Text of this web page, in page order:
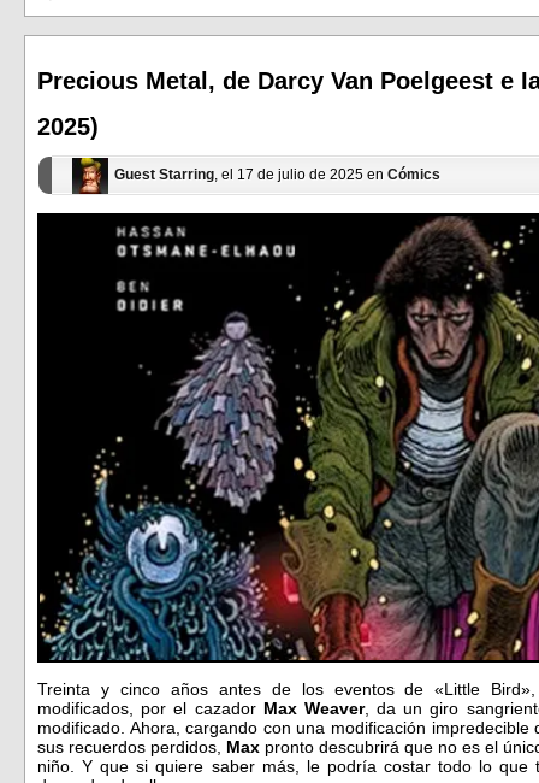
(Se
abre
ventana
nueva)
(Se
abre
ventana
nueva)
Precious Metal, de Darcy Van Poelgeest e
2025)
Guest Starring, el 17 de julio de 2025 en Cómics
Treinta y cinco años antes de los eventos de «Little
modificados, por el cazador Max Weaver, da un giro
modificado. Ahora, cargando con una modificación
sus recuerdos perdidos, Max pronto descubrirá que no es el
niño. Y que si quiere saber más, le podría costar todo lo que